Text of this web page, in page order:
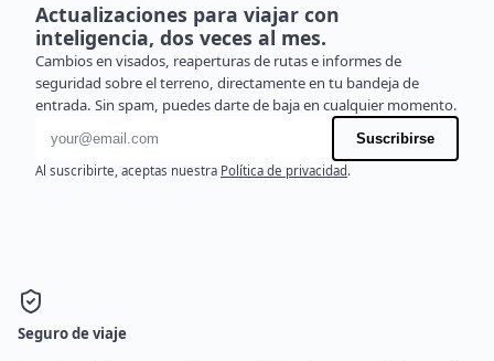
Actualizaciones para viajar con
inteligencia, dos veces al mes.
Cambios en visados, reaperturas de rutas e informes de
seguridad sobre el terreno, directamente en tu bandeja de
entrada. Sin spam, puedes darte de baja en cualquier momento.
Dirección de correo electrónico
Suscribirse
Al suscribirte, aceptas nuestra Política de privacidad.
Seguro de viaje